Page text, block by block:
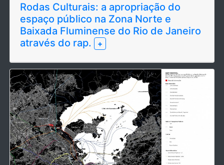
Rodas Culturais: a apropriação do
espaço público na Zona Norte e
Baixada Fluminense do Rio de Janeiro
através do rap.
+